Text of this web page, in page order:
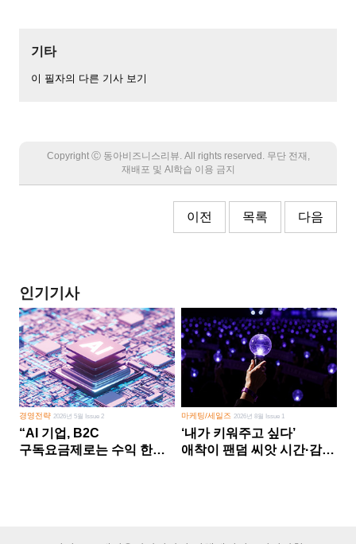
기타
이 필자의 다른 기사 보기
Copyright Ⓒ 동아비즈니스리뷰. All rights reserved. 무단 전재,
재배포 및 AI학습 이용 금지
이전 목록 다음
인기기사
경영전략 2026년 5월 Issue 2
“AI 기업, B2C
구독요금제로는 수익 한계
마케팅/세일즈 2026년 8월 Issue 1
‘내가 키워주고 싶다’
애착이 팬덤 씨앗 시간·감정